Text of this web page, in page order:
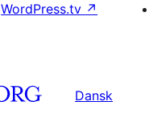
WordPress.tv ↗
Dansk